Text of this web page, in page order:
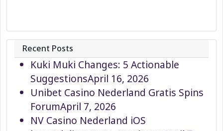
Recent Posts
Kuki Muki Changes: 5 Actionable
SuggestionsApril 16, 2026
Unibet Casino Nederland Gratis Spins
ForumApril 7, 2026
NV Casino Nederland iOS